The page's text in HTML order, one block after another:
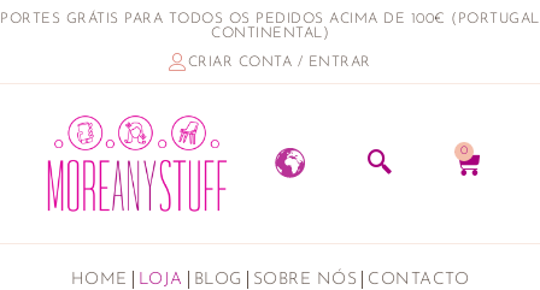
PORTES GRÁTIS PARA TODOS OS PEDIDOS ACIMA DE 100€ (PORTUGAL
CONTINENTAL)
CRIAR CONTA / ENTRAR
0
HOME LOJA BLOG SOBRE NÓS CONTACTO